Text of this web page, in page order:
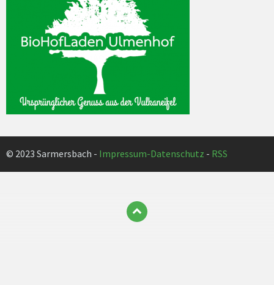
© 2023 Sarmersbach - Impressum-Datenschutz - RSS